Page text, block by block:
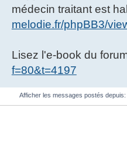
médecin traitant est
melodie.fr/phpBB3/
Lisez l'e-book du
f=80&t=4197
Afficher les messages postés depuis: